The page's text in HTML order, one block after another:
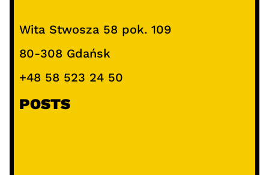
Wita Stwosza 58 pok. 109
80-308 Gdańsk
+48 58 523 24 50
POSTS